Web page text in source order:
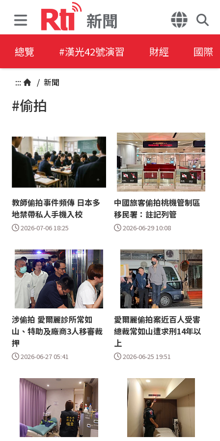
新聞
總覽 #漢光42號演習 財經 國際
::: / 新聞
#偷拍
教師偷拍事件頻傳 日本多
地禁帶私人手機入校
2026-07-06 18:25
中國旅客偷拍桃機管制區
移民署：註記列管
2026-06-29 10:08
涉偷拍 愛爾麗診所常如
山、特助及廠商3人移審裁
押
2026-06-27 05:41
愛爾麗偷拍案近百人受害
總裁常如山遭求刑14年以
上
2026-06-25 19:51